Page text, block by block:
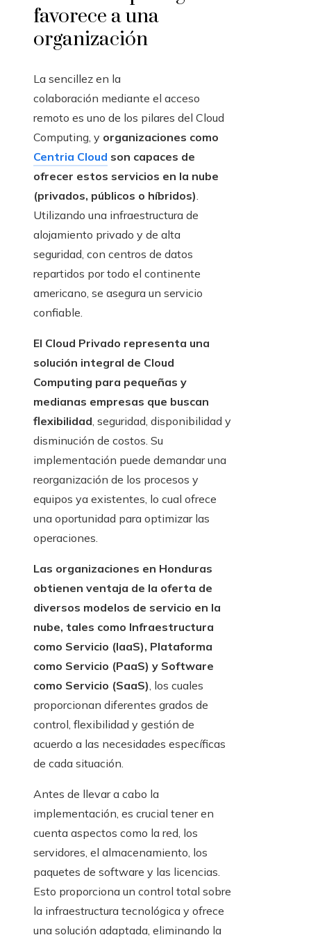
favorece a una
organización
La sencillez en la
colaboración mediante el acceso
remoto es uno de los pilares del Cloud
Computing, y organizaciones como
Centria Cloud son capaces de
ofrecer estos servicios en la nube
(privados, públicos o híbridos).
Utilizando una infraestructura de
alojamiento privado y de alta
seguridad, con centros de datos
repartidos por todo el continente
americano, se asegura un servicio
confiable.
El Cloud Privado representa una
solución integral de Cloud
Computing para pequeñas y
medianas empresas que buscan
flexibilidad, seguridad, disponibilidad y
disminución de costos. Su
implementación puede demandar una
reorganización de los procesos y
equipos ya existentes, lo cual ofrece
una oportunidad para optimizar las
operaciones.
Las organizaciones en Honduras
obtienen ventaja de la oferta de
diversos modelos de servicio en la
nube, tales como Infraestructura
como Servicio (IaaS), Plataforma
como Servicio (PaaS) y Software
como Servicio (SaaS), los cuales
proporcionan diferentes grados de
control, flexibilidad y gestión de
acuerdo a las necesidades específicas
de cada situación.
Antes de llevar a cabo la
implementación, es crucial tener en
cuenta aspectos como la red, los
servidores, el almacenamiento, los
paquetes de software y las licencias.
Esto proporciona un control total sobre
la infraestructura tecnológica y ofrece
una solución adaptada, eliminando la